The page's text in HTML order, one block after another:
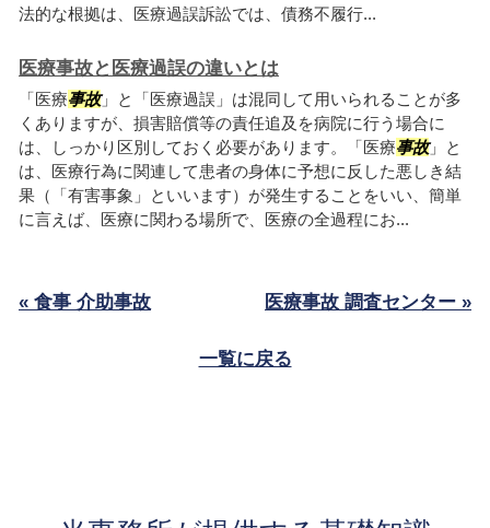
法的な根拠は、医療過誤訴訟では、債務不履行...
医療事故と医療過誤の違いとは
「医療事故」と「医療過誤」は混同して用いられることが多
くありますが、損害賠償等の責任追及を病院に行う場合に
は、しっかり区別しておく必要があります。「医療事故」と
は、医療行為に関連して患者の身体に予想に反した悪しき結
果（「有害事象」といいます）が発生することをいい、簡単
に言えば、医療に関わる場所で、医療の全過程にお...
« 食事 介助事故 医療事故 調査センター »
一覧に戻る